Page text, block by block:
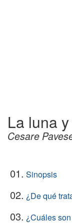
La luna
Cesare
01. Sinopsis
02. ¿De qué
03. ¿Cuáles